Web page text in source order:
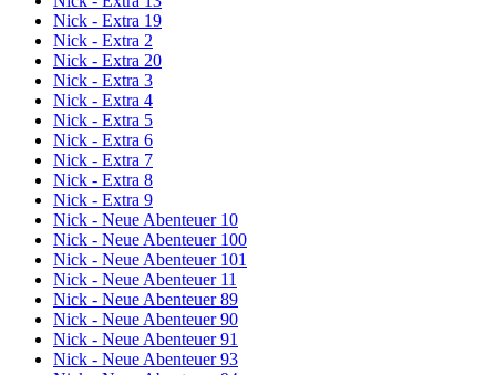
Nick - Extra 19
Nick - Extra 2
Nick - Extra 20
Nick - Extra 3
Nick - Extra 4
Nick - Extra 5
Nick - Extra 6
Nick - Extra 7
Nick - Extra 8
Nick - Extra 9
Nick - Neue Abenteuer 10
Nick - Neue Abenteuer 100
Nick - Neue Abenteuer 101
Nick - Neue Abenteuer 11
Nick - Neue Abenteuer 89
Nick - Neue Abenteuer 90
Nick - Neue Abenteuer 91
Nick - Neue Abenteuer 93